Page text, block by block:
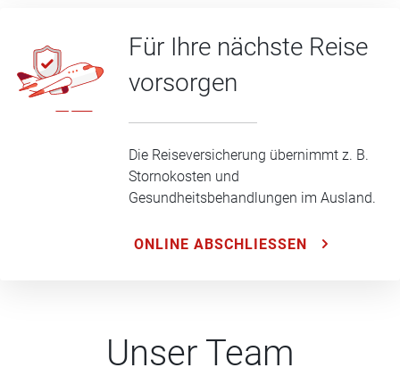
Für Ihre nächste Reise
vorsorgen
Die Reiseversicherung übernimmt z. B.
Stornokosten und
Gesundheitsbehandlungen im Ausland.
ONLINE ABSCHLIESSEN
Unser Team